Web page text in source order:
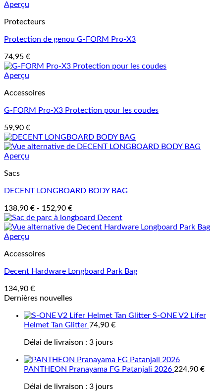
Aperçu
Protecteurs
Protection de genou G-FORM Pro-X3
74,95 €
Aperçu
Accessoires
G-FORM Pro-X3 Protection pour les coudes
59,90 €
Aperçu
Sacs
DECENT LONGBOARD BODY BAG
138,90 € - 152,90 €
Aperçu
Accessoires
Decent Hardware Longboard Park Bag
134,90 €
Dernières nouvelles
S-ONE V2 Lifer
Helmet Tan Glitter 74,90 €
Délai de livraison : 3 jours
PANTHEON Pranayama FG Patanjali 2026 224,90 €
Délai de livraison : 3 jours